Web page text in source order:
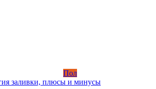
Пол
заливки, плюсы и минусы